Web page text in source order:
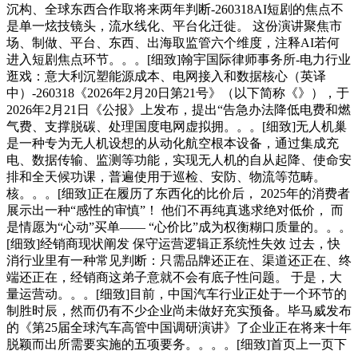
沉构、全球东西合作取将来两年判断-260318AI短剧的焦点不
是单一炫技镜头，流水线化、平台化迁徙。 这份演讲聚焦市
场、制做、平台、东西、出海取监管六个维度，注释AI若何
进入短剧焦点环节。。。[细致]翰宇国际律师事务所-电力行业
逛戏：意大利沉塑能源成本、电网接入和数据核心（英译
中）-260318《2026年2月20日第21号》（以下简称《》），于
2026年2月21日《公报》上发布，提出“告急办法降低电费和燃
气费、支撑脱碳、处理国度电网虚拟拥。。。[细致]无人机巢
是一种专为无人机设想的从动化航空根本设备，通过集成充
电、数据传输、监测等功能，实现无人机的自从起降、使命安
排和全天候功课，普遍使用于巡检、安防、物流等范畴。
核。。。[细致]正在履历了东西化的比价后， 2025年的消费者
展示出一种“感性的审慎”！ 他们不再纯真逃求绝对低价， 而
是情愿为“心动”买单—— “心价比”成为权衡糊口质量的。。。
[细致]经销商现状阐发 保守运营逻辑正系统性失效 过去，快
消行业里有一种常见判断：只需品牌还正在、渠道还正在、终
端还正在，经销商这弟子意就不会有底子性问题。 于是，大
量运营动。。。[细致]目前，中国汽车行业正处于一个环节的
制胜时辰，然而仍有不少企业尚未做好充实预备。毕马威发布
的《第25届全球汽车高管中国调研演讲》了企业正在将来十年
脱颖而出所需要实施的五项要务。。。。[细致]首页上一页下